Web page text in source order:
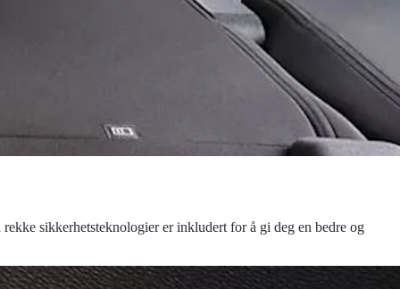
sikkerhetsteknologier er inkludert for å gi deg en bedre og